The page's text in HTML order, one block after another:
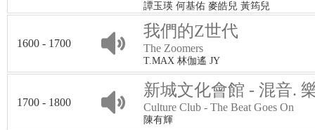
譚玉瑛 何基佑 麥皓兒 黃筠兒
1600 - 1700
我們的Z世代
The Zoomers
T.MAX 林伽遙 JY
1700 - 1800
新城文化會館 - 混音.
Culture Club - The Beat Goes On
陳有輝